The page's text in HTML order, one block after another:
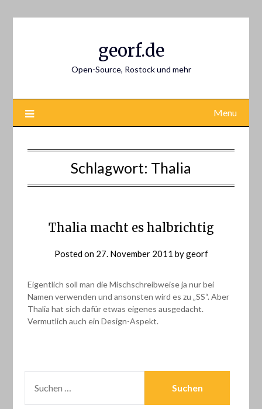
georf.de
Open-Source, Rostock und mehr
Menu
Schlagwort: Thalia
Thalia macht es halbrichtig
Posted on 27. November 2011 bygeorf
Eigentlich soll man die Mischschreibweise ja nur bei
Namen verwenden und ansonsten wird es zu „SS“. Aber
Thalia hat sich dafür etwas eigenes ausgedacht.
Vermutlich auch ein Design-Aspekt.
NACH: